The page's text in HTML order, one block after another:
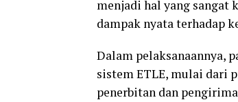
menjadi hal yang sangat
dampak nyata terhadap
Dalam pelaksanaannya,
sistem ETLE, mulai dari
penerbitan dan